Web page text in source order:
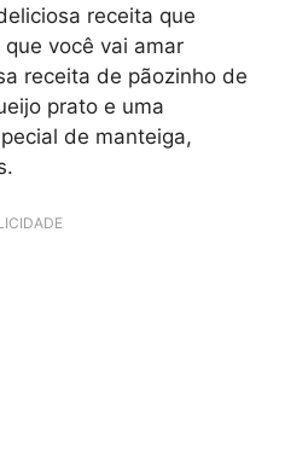
receita que
você vai amar
receita de pãozinho de
prato e uma
de manteiga,